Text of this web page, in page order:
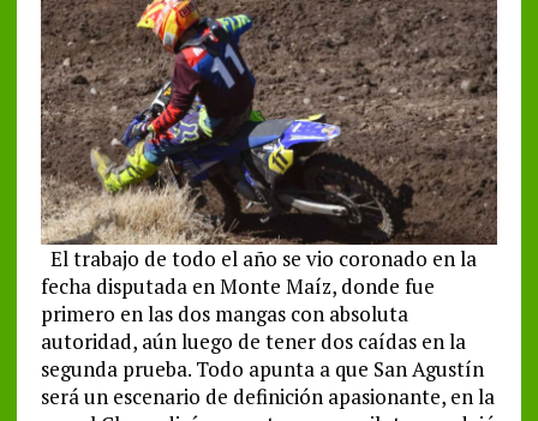
El trabajo de todo el año se vio coronado en la
fecha disputada en Monte Maíz, donde fue
primero en las dos mangas con absoluta
autoridad, aún luego de tener dos caídas en la
segunda prueba. Todo apunta a que San Agustín
será un escenario de definición apasionante, en la